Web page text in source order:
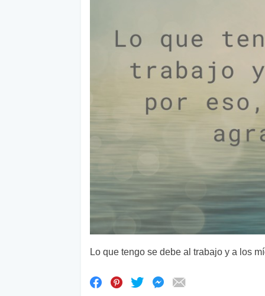
Lo que tengo se debe al trabajo y a los